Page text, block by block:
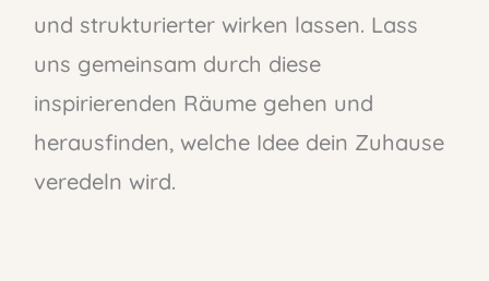
und strukturierter wirken lassen. Lass
uns gemeinsam durch diese
inspirierenden Räume gehen und
herausfinden, welche Idee dein Zuhause
veredeln wird.